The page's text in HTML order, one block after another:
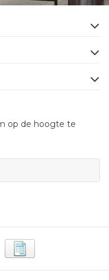
op de hoogte te